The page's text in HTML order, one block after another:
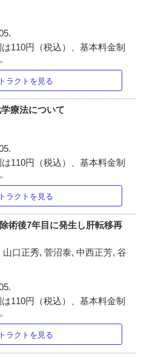
110円（税込）、基本料金制
ラクトを見る
療法について
110円（税込）、基本料金制
ラクトを見る
術後7年目に発生し肝転移再
口正秀, 菅沼泰, 中西正芳, 谷
110円（税込）、基本料金制
ラクトを見る